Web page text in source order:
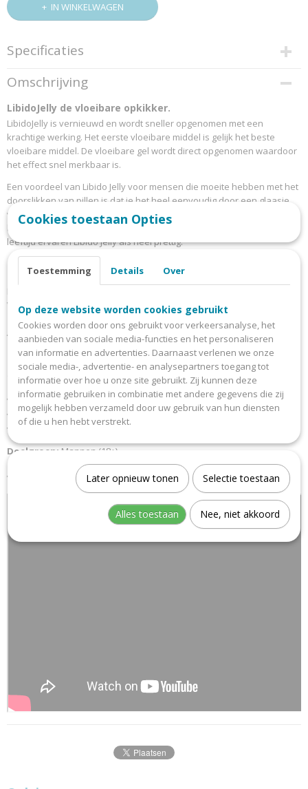
IN WINKELWAGEN
Specificaties
Productcode
2337
EAN code
8718247420018
Omschrijving
LibidoJelly de vloeibare opkikker.
LibidoJelly is vernieuwd en wordt sneller opgenomen met een
krachtige werking. Het eerste vloeibare middel is gelijk het beste
vloeibare middel. De vloeibare gel wordt direct opgenomen waardoor
het effect snel merkbaar is.
Een voordeel van Libido Jelly voor mensen die moeite hebben met het
doorslikken van pillen is dat je het heel eenvoudig door een glaasje
water kunt mengen en het dan als een glas limonade opdrinkt. Dit
heeft geen enkele invloed op de snelle opname. Vooral mannen op
leeftijd ervaren Libido Jelly als heel prettig.
Ingrediënten per sachet van 10 ml:Ginkgo Biloba (10 mg), Muira
Water tot q.s.
Allergenen: Geen
Gebruiksadvies: Neem 1 sachet in voor aanvang van de seksuele
activiteit. Neem niet meer dan 2 sachets per dag.
Voedingssupplementen zijn geen vervanging voor een gezonde
voeding en levensstijl. Houd voedingssupplementen buiten het bereik
van kinderen. Bewaren op een koele, donkere en droge plek.
Doelgroep:Mannen (18+)
Verpakking: Doosje met 7 sachets van 10 ml
Cookies toestaan Opties
Toestemming Details Over
Op deze website worden cookies gebruikt
Cookies worden door ons gebruikt voor verkeersanalyse, het
aanbieden van sociale media-functies en het personaliseren
van informatie en advertenties. Daarnaast verlenen we onze
sociale media-, advertentie- en analysepartners toegang tot
informatie over hoe u onze site gebruikt. Zij kunnen deze
informatie gebruiken in combinatie met andere gegevens die zij
mogelijk hebben verzameld door uw gebruik van hun diensten
of die u hen hebt verstrekt.
Later opnieuw tonen Selectie toestaan
Alles toestaan Nee, niet akkoord